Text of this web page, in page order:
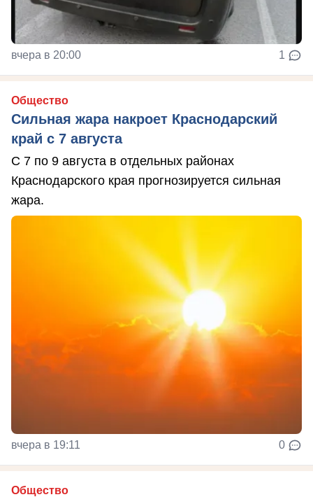
вчера в 20:00 1
Общество
Сильная жара накроет Краснодарский
край с 7 августа
С 7 по 9 августа в отдельных районах
Краснодарского края прогнозируется сильная
жара.
вчера в 19:11 0
Общество